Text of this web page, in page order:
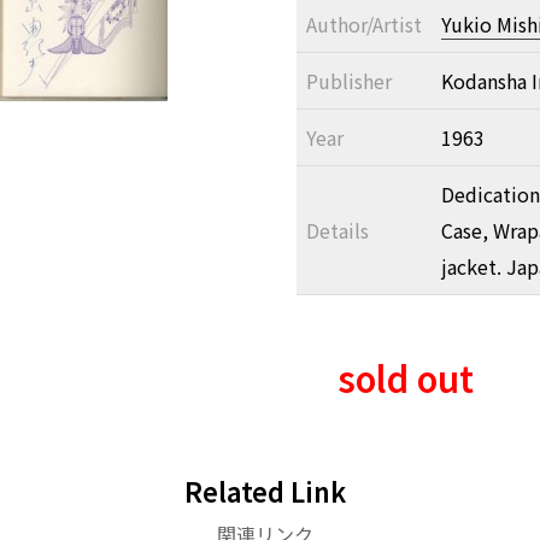
Author/Artist
Yukio
Publisher
Kodansha
Year
1963
Details
Case,
jacket.
sold out
Related Link
関連リンク